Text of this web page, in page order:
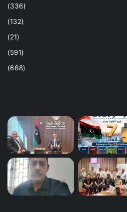
(336)
(132)
(21)
(591)
(668)